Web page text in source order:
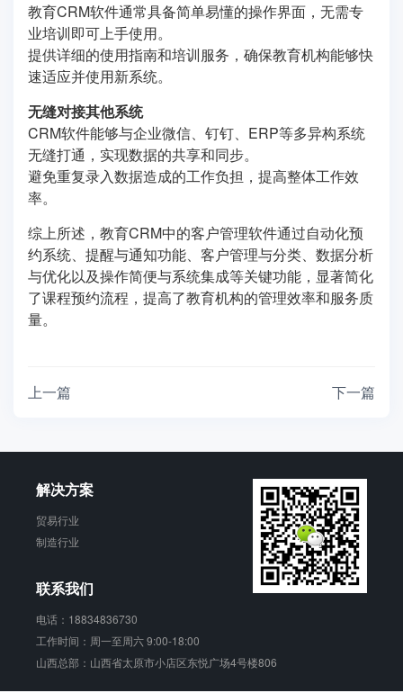
教育CRM软件通常具备简单易懂的操作界面，无需专
业培训即可上手使用。
提供详细的使用指南和培训服务，确保教育机构能够快
速适应并使用新系统。
无缝对接其他系统
CRM软件能够与企业微信、钉钉、ERP等多异构系统
无缝打通，实现数据的共享和同步。
避免重复录入数据造成的工作负担，提高整体工作效
率。
综上所述，教育CRM中的客户管理软件通过自动化预
约系统、提醒与通知功能、客户管理与分类、数据分析
与优化以及操作简便与系统集成等关键功能，显著简化
了课程预约流程，提高了教育机构的管理效率和服务质
量。
上一篇 下一篇
解决方案
贸易行业
制造行业
联系我们
电话：18834836730
工作时间：周一至周六 9:00-18:00
山西总部：山西省太原市小店区东悦广场4号楼806